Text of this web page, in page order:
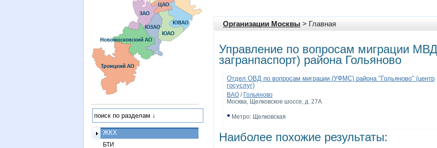
Организации Москвы > Главная
Управление по вопросам миграции
загранпаспорт) района Гольяново
Отдел ОВД по вопросам миграции (УФМС) района "Гольяново" (центр
госуслуг)
ВАО / Гольяново
Москва, Щелковское шоссе, д. 27А
• Метро: Щелковская
Наиболее похожие результаты:
ЖКХ
БТИ